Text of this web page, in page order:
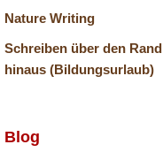
Nature Writing
Schreiben über den Rand
hinaus (Bildungsurlaub)
Blog